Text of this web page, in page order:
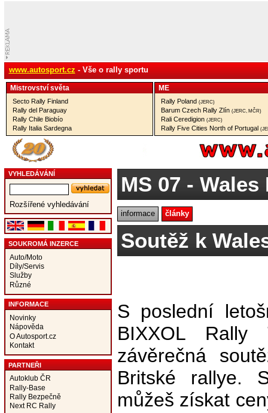
www.autosport.cz - Vše o rally sportu
Mistrovství­ světa
Secto Rally Finland
Rally del Paraguay
Rally Chile Biobío
Rally Italia Sardegna
ME
Rally Poland (JERC)
Barum Czech Rally Zlín (JERC, MČR)
Rali Ceredigion (JERC)
Rally Five Cities North of Portugal
VYHLEDÁVÁNÍ
Rozšířené vyhledávání
SOUKROMÁ INZERCE
Auto/Moto
Díly/Servis
Služby
Různé
INFORMACE
Novinky
Nápověda
O Autosport.cz
Kontakt
PARTNEŘI
Autoklub ČR
Rally-Base
Rally Bezpečně
Next RC Rally
MS 07 - Wales
informace články
Soutěž k
S poslední
BIXXOL
závěrečná
Britské rallye.
můžeš získat